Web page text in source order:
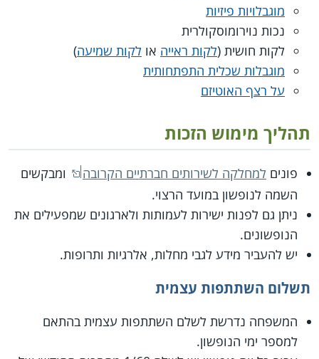
מוגבלויות פיזיות
נכות נוירומוסקולרית
לקות חושית (לקות ראייה או לקות שמיעה)
מוגבלות שכלית התפתחותית
על רצף האוטיזם
תהליך מימוש הזכות
פונים למחלקה לשירותים חברתיים הקרובה
ומבקשים
השמה לנופשון במועד הרצוי.
ניתן גם לפנות ישירות לעמותות ולארגונים שמפעילים את
הנופשונים.
יש להעביר מידע לגבי מחלות, אלרגיות ותרופות.
תשלום השתתפות עצמית
המשפחה נדרשת לשלם השתתפות עצמית בהתאם
למספר ימי הנופשון.